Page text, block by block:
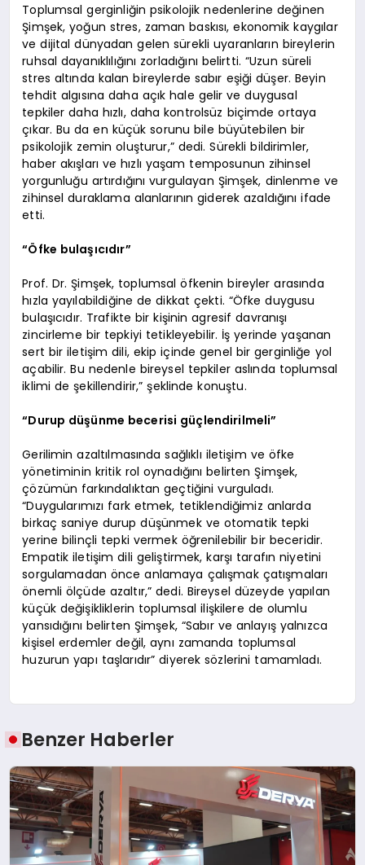
Toplumsal gerginliğin psikolojik nedenlerine değinen
Şimşek, yoğun stres, zaman baskısı, ekonomik kaygılar
ve dijital dünyadan gelen sürekli uyaranların bireylerin
ruhsal dayanıklılığını zorladığını belirtti. “Uzun süreli
stres altında kalan bireylerde sabır eşiği düşer. Beyin
tehdit algısına daha açık hale gelir ve duygusal
tepkiler daha hızlı, daha kontrolsüz biçimde ortaya
çıkar. Bu da en küçük sorunu bile büyütebilen bir
psikolojik zemin oluşturur,” dedi. Sürekli bildirimler,
haber akışları ve hızlı yaşam temposunun zihinsel
yorgunluğu artırdığını vurgulayan Şimşek, dinlenme ve
zihinsel duraklama alanlarının giderek azaldığını ifade
etti.
“Öfke bulaşıcıdır”
Prof. Dr. Şimşek, toplumsal öfkenin bireyler arasında
hızla yayılabildiğine de dikkat çekti. “Öfke duygusu
bulaşıcıdır. Trafikte bir kişinin agresif davranışı
zincirleme bir tepkiyi tetikleyebilir. İş yerinde yaşanan
sert bir iletişim dili, ekip içinde genel bir gerginliğe yol
açabilir. Bu nedenle bireysel tepkiler aslında toplumsal
iklimi de şekillendirir,” şeklinde konuştu.
“Durup düşünme becerisi güçlendirilmeli”
Gerilimin azaltılmasında sağlıklı iletişim ve öfke
yönetiminin kritik rol oynadığını belirten Şimşek,
çözümün farkındalıktan geçtiğini vurguladı.
“Duygularımızı fark etmek, tetiklendiğimiz anlarda
birkaç saniye durup düşünmek ve otomatik tepki
yerine bilinçli tepki vermek öğrenilebilir bir beceridir.
Empatik iletişim dili geliştirmek, karşı tarafın niyetini
sorgulamadan önce anlamaya çalışmak çatışmaları
önemli ölçüde azaltır,” dedi. Bireysel düzeyde yapılan
küçük değişikliklerin toplumsal ilişkilere de olumlu
yansıdığını belirten Şimşek, “Sabır ve anlayış yalnızca
kişisel erdemler değil, aynı zamanda toplumsal
huzurun yapı taşlarıdır” diyerek sözlerini tamamladı.
Benzer Haberler